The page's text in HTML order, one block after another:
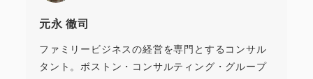
元永 徹司
ファミリービジネスの経営を専門とするコンサル
タント。ボストン・コンサルティング・グループ